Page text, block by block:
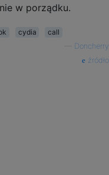
w porządku.
cydia
call
Doncherry
źródło